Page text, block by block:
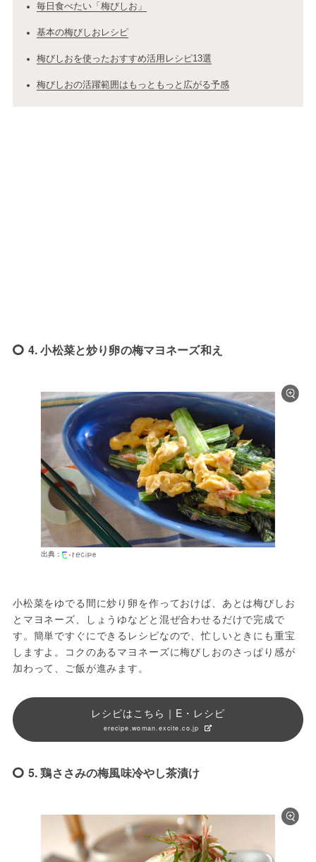
毎日食べたい「梅びしお」
基本の梅びしおレシピ
梅びしおを使ったおすすめ活用レシピ13選
梅びしおの活躍範囲はもっともっと広がる予感
4. 小松菜と炒り卵の梅マヨネーズ和え
出典：
小松菜をゆでる間に炒り卵を作っておけば、あとは梅びしお
とマヨネーズ、しょうゆなどと混ぜ合わせるだけで完成で
す。簡単ですぐにできるレシピなので、忙しいときにも重宝
しますよ。コクのあるマヨネーズに梅びしおのさっぱり感が
加わって、ご飯が進みます。
レシピはこちら｜E・レシピ
erecipe.woman.excite.co.jp
5. 鶏ささみの梅風味冷やし茶漬け